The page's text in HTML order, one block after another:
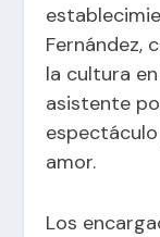
Fernández,
la cultura
asistente
amor.
Los